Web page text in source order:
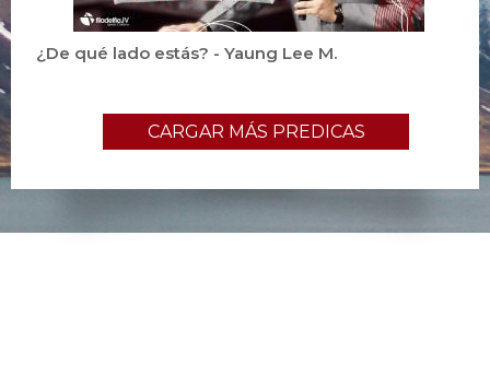
¿De qué lado estás? - Yaung Lee M.
CARGAR MÁS PREDICAS